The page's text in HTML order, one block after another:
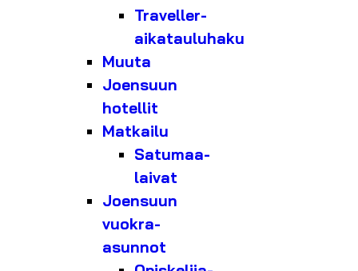
Traveller-
aikatauluhaku
Muuta
Joensuun
hotellit
Matkailu
Satumaa-
laivat
Joensuun
vuokra-
asunnot